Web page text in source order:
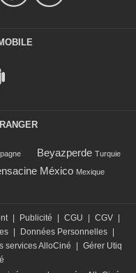
Beyazperde Turquie
México Mexique
Publicité CGU CGV
Données Personnelles
services AlloCiné
Gérer Utiq